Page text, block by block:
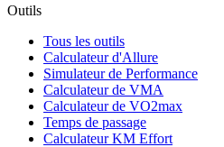
Outils
Tous les outils
Calculateur d'Allure
Simulateur de Performance
Calculateur de VMA
Calculateur de VO2max
Temps de passage
Calculateur KM Effort